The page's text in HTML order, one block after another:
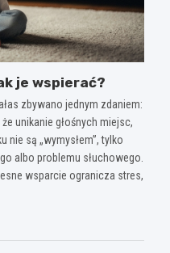
je wspierać?
zbywano jednym zdaniem:
unikanie głośnych miejsc,
nie są „wymysłem”, tylko
albo problemu słuchowego.
wsparcie ogranicza stres,